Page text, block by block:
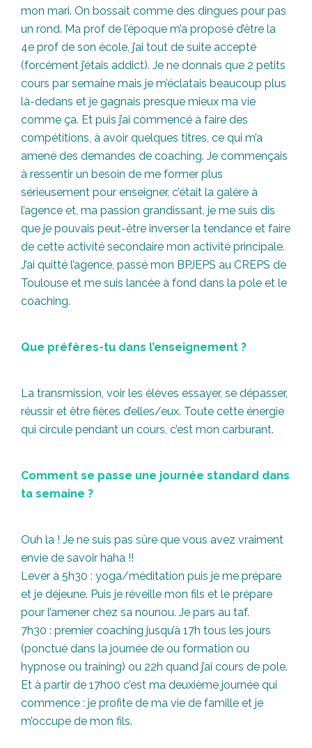
mon mari. On bossait comme des dingues pour pas
un rond. Ma prof de l’époque m’a proposé d’être la
4e prof de son école, j’ai tout de suite accepté
(forcément j’étais addict). Je ne donnais que 2 petits
cours par semaine mais je m’éclatais beaucoup plus
là-dedans et je gagnais presque mieux ma vie
comme ça. Et puis j’ai commencé à faire des
compétitions, à avoir quelques titres, ce qui m’a
amené des demandes de coaching. Je commençais
à ressentir un besoin de me former plus
sérieusement pour enseigner, c’était la galère à
l’agence et, ma passion grandissant, je me suis dis
que je pouvais peut-être inverser la tendance et faire
de cette activité secondaire mon activité principale.
J’ai quitté l’agence, passé mon BPJEPS au CREPS de
Toulouse et me suis lancée à fond dans la pole et le
coaching.
Que préfères-tu dans l’enseignement ?
La transmission, voir les élèves essayer, se dépasser,
réussir et être fièr.es d’elles/eux. Toute cette énergie
qui circule pendant un cours, c’est mon carburant.
Comment se passe une journée standard dans
ta semaine ?
Ouh la ! Je ne suis pas sûre que vous avez vraiment
envie de savoir haha !!
Lever à 5h30 : yoga/méditation puis je me prépare
et je déjeune. Puis je réveille mon fils et le prépare
pour l’amener chez sa nounou. Je pars au taf.
7h30 : premier coaching jusqu’à 17h tous les jours
(ponctué dans la journée de ou formation ou
hypnose ou training) ou 22h quand j’ai cours de pole.
Et à partir de 17h00 c’est ma deuxième journée qui
commence : je profite de ma vie de famille et je
m’occupe de mon fils.